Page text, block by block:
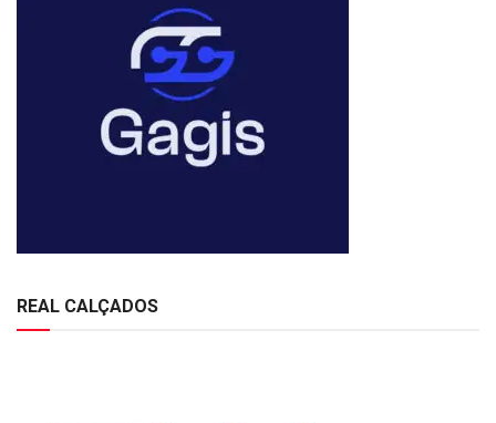
REAL CALÇADOS